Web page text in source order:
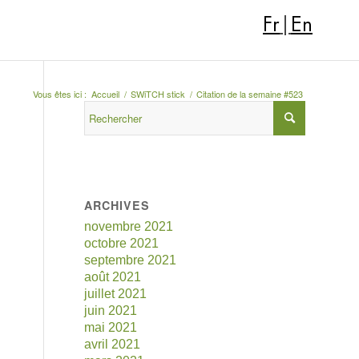
Fr En
Vous êtes ici : Accueil / SWiTCH stick / Citation de la semaine #523
ARCHIVES
novembre 2021
octobre 2021
septembre 2021
août 2021
juillet 2021
juin 2021
mai 2021
avril 2021